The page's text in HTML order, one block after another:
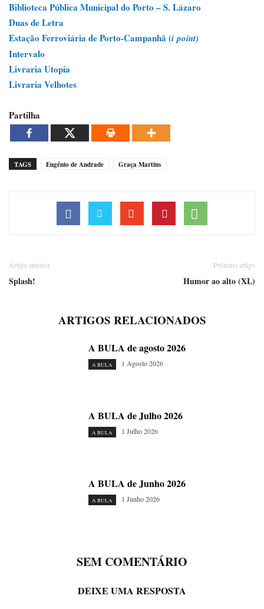
Biblioteca Pública Municipal do Porto – S. Lázaro
Duas de Letra
Estação Ferroviária de Porto-Campanhã (ipoint)
Intervalo
Livraria Utopia
Livraria Velhotes
Partilha
TAGS Eugénio de Andrade Graça Martins
Artigo anterior
Splash!
Próximo artigo
Humor ao alto (XL)
ARTIGOS RELACIONADOS
A BULA de agosto 2026
A BULA 1 Agosto 2026
A BULA de Julho 2026
A BULA 1 Julho 2026
A BULA de Junho 2026
A BULA 1 Junho 2026
SEM COMENTÁRIO
DEIXE UMA RESPOSTA